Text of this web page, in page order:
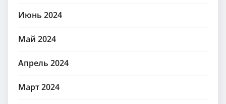
Июнь 2024
Май 2024
Апрель 2024
Март 2024